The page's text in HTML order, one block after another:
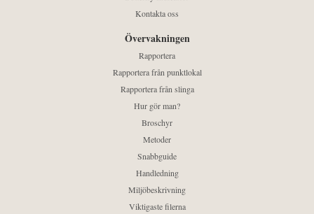
Kontakta oss
Övervakningen
Rapportera
Rapportera från punktlokal
Rapportera från slinga
Hur gör man?
Broschyr
Metoder
Snabbguide
Handledning
Miljöbeskrivning
Viktigaste filerna